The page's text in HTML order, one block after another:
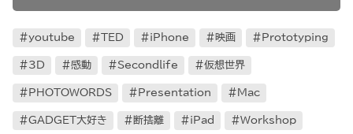
youtube TED iPhone 映画 Prototyping
3D 感動 Secondlife 仮想世界
PHOTOWORDS Presentation Mac
GADGET大好き 断捨離 iPad Workshop